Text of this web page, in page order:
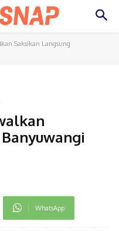
Saksikan Langsung
WhatsApp